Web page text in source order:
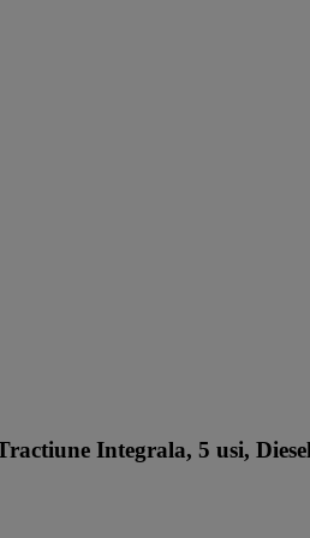
Integrala, 5 usi,